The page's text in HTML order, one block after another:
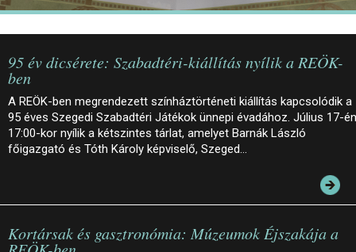
95 év dicsérete: Szabadtéri-kiállítás nyílik a REÖK-
ben
A REÖK-ben megrendezett színháztörténeti kiállítás kapcsolódik a
95 éves Szegedi Szabadtéri Játékok ünnepi évadához. Július 17-én
17:00-kor nyílik a kétszintes tárlat, amelyet Barnák László
főigazgató és Tóth Károly képviselő, Szeged…
Kortársak és gasztronómia: Múzeumok Éjszakája a